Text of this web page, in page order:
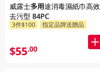
威露士多用途消毒濕紙巾高效
去污型 84PC
3件$100 指定品牌送贈品
$55.00